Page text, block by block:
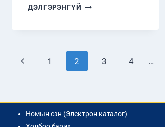
ДЭЛГЭРЭНГҮЙ МОНГОЛ-
Page
Previous
1 2 3 4 …
Номын сан (Электрон каталог)